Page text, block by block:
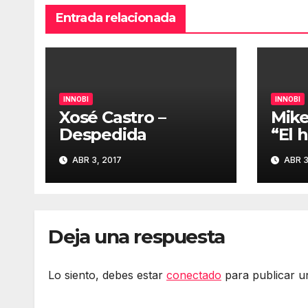
Entrada relacionada
INNOBI
Xosé Castro –
Despedida
ABR 3, 2017
INNOBI
“El
ABR
Deja una respuesta
Lo siento, debes estar conectado para publicar